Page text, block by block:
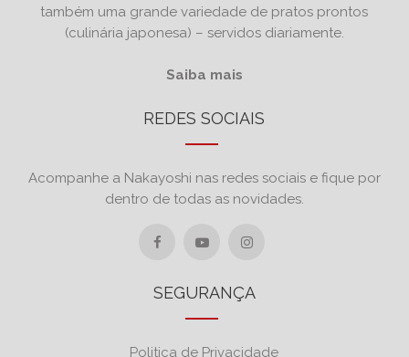
também uma grande variedade de pratos prontos
(culinária japonesa) – servidos diariamente.
Saiba mais
REDES SOCIAIS
Acompanhe a Nakayoshi nas redes sociais e fique por
dentro de todas as novidades.
SEGURANÇA
Politica de Privacidade